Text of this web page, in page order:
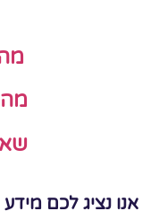
אנו נציג לכם